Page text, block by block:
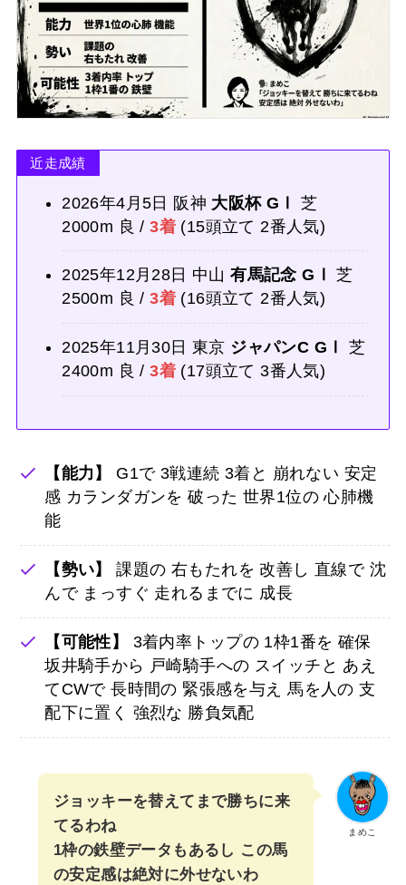
近走成績
2026年4月5日 阪神 大阪杯 GⅠ
芝
2000m 良 /3着 (15頭立て 2番人気)
2025年12月28日 中山有馬記念 GⅠ
芝
2500m 良 /3着 (16頭立て 2番人気)
2025年11月30日 東京 ジャパンC GⅠ
芝
2400m 良 /3着 (17頭立て 3番人気)
【能力】
G1で 3戦連続 3着と 崩れない 安定
感 カランダガンを 破った 世界1位の 心肺機
能
【勢い】
課題の 右もたれを 改善し 直線で 沈
んで まっすぐ 走れるまでに 成長
【可能性】
3着内率トップの 1枠1番を 確保
坂井騎手から 戸崎騎手への スイッチと あえ
てCWで 長時間の 緊張感を与え 馬を人の 支
配下に置く 強烈な 勝負気配
まめこ
ジョッキーを替えてまで勝ちに来
てるわね
1枠の鉄壁データもあるし この馬
の安定感は絶対に外せないわ